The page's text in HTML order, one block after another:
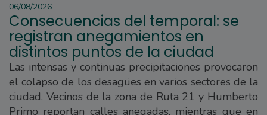
06/08/2026
Consecuencias del temporal: se
registran anegamientos en
distintos puntos de la ciudad
Las intensas y continuas precipitaciones provocaron
el colapso de los desagües en varios sectores de la
ciudad. Vecinos de la zona de Ruta 21 y Humberto
Primo reportan calles anegadas, mientras que en